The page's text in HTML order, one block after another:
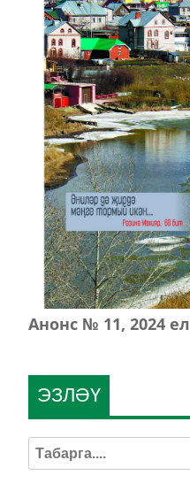
Анонс № 11, 2024 ел
ЭЗЛӘҮ